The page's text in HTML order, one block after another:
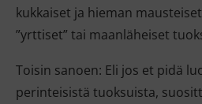
kukkaiset ja hieman
”yrttiset” tai maanläheiset
Toisin sanoen: Eli jos et pidä
perinteisistä tuoksuista,